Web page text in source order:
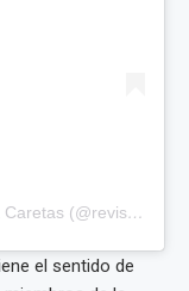
Una publicación compartida por Revista Caretas (@revistacaretas)
el sentido de